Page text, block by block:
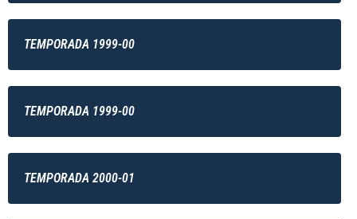
TEMPORADA 1999-00
TEMPORADA 1999-00
TEMPORADA 2000-01